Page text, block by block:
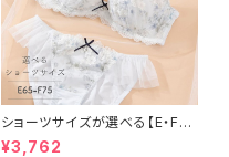
ショーツサイズが選べる【E・F】
セレナーデ ブラ＆ショーツセット
¥3,762